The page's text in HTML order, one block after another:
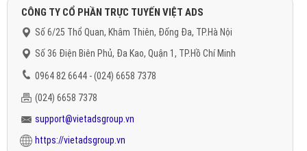
CÔNG TY CỔ PHẦN TRỰC TUYẾN VIỆT ADS
Số 6/25 Thổ Quan, Khâm Thiên, Đống Đa, TP.Hà Nội
Số 36 Điện Biên Phủ, Đa Kao, Quận 1, TP.Hồ Chí Minh
0964 82 6644 - (024) 6658 7378
(024) 6658 7378
support@vietadsgroup.vn
https://vietadsgroup.vn